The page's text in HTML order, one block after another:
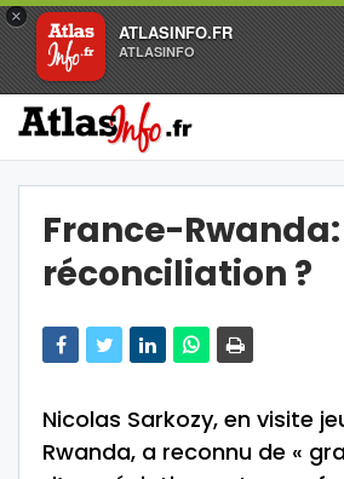
×
ATLASINFO.FR
ATLASINFO
France-
réconciliation ?
Nicolas Sarkozy, en visite
Rwanda, a reconnu de «